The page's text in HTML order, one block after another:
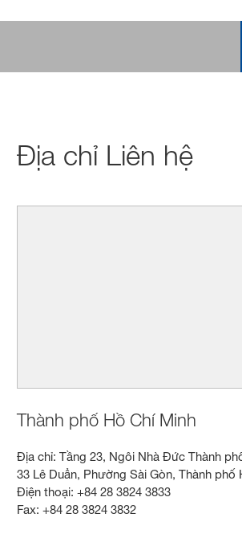
Địa chỉ Liên hệ
Thành phố Hồ Chí Minh
Địa chỉ: Tầng 23, Ngôi Nhà Đức Thành
33 Lê Duẩn, Phường Sài Gòn, Thành phố
Điện thoại: +84 28 3824 3833
Fax: +84 28 3824 3832